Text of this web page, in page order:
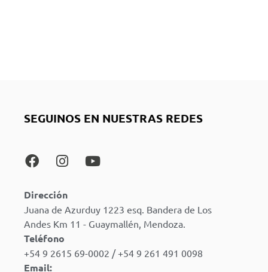
SEGUINOS EN NUESTRAS REDES
Dirección
Juana de Azurduy 1223 esq. Bandera de Los
Andes Km 11 - Guaymallén, Mendoza.
Teléfono
+54 9 2615 69-0002 / +54 9 261 491 0098
Email: